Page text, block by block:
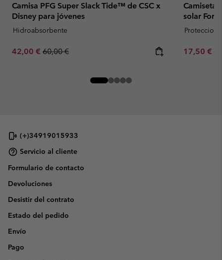
Camisa PFG Super Slack Tide™ de CSC x
Disney para jóvenes
Hidroabsorbente
Sale price:
42,00 € Regular price:
60,00 €
Camiseta
solar
Proteccion
Sale price:
17,50 €
(+)34919015933
Servicio al cliente
Formulario de contacto
Devoluciones
Desistir del contrato
Estado del pedido
Envío
Pago